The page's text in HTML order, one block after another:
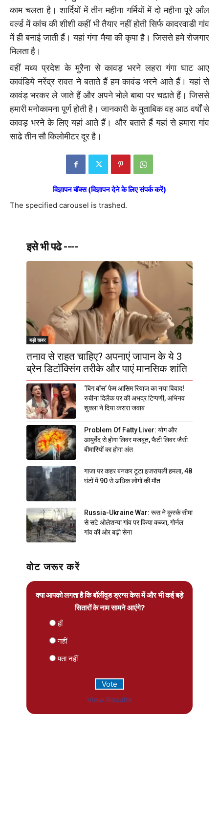
काम चलता है। शार्दियों में तीन महीना गर्मियों में दो महीना पूरे आँल
वर्ल्ड में कांच की शीशी कहीं भी तैयार नहीं होती सिर्फ कादरवाडी गांव
में ही बनाई जाती हैं। यहां गंगा मैया की कृपा है। जिससे हमे रोजगार
मिलता है।
वहीं मध्य प्रदेश के मुरैना से कावड़ भरने लहरा गंगा घाट आए
कावंडिये नरेंद्र रावत ने बताते हैं हम कावंड भरने आते हैं। यहां से
कावंड़ भरकर ले जाते हैं और अपने भोले बाबा पर चढाते हैं। जिससे
हमारी मनोकामना पूर्ण होती है। जानकारी के मुताबिक वह आठ वर्षों से
कावड़ भरने के लिए यहां आते हैं। और बताते हैं यहां से हमारा गांव
साढे तीन सौ किलोमीटर दूर है।
विज्ञापन बॉक्स (विज्ञापन देने के लिए संपर्क करें)
The specified carousel is trashed.
इसे भी पढे ----
बड़ी खबर
तनाव से राहत चाहिए? अपनाएं जापान के ये 3
ब्रेन डिटॉक्सिंग तरीके और पाएं मानसिक शांति
‘बिग बॉस’ फेम आसिम रियाज का नया विवाद!
रुबीना दिलैक पर की अभद्र टिप्पणी, अभिनव
शुक्ला ने दिया करारा जवाब
Problem Of Fatty Liver: योग और
आयुर्वेद से होगा लिवर मजबूत, फैटी लिवर जैसी
बीमारियों का होगा अंत
गाजा पर कहर बनकर टूटा इजरायली हमला, 48
घंटों में 90 से अधिक लोगों की मौत
Russia-Ukraine War: रूस ने कुर्स्क सीमा
से सटे ओलेशन्या गांव पर किया कब्जा, गोर्नल
गांव की ओर बढ़ी सेना
वोट जरूर करें
क्या आपको लगता है कि बॉलीवुड ड्रग्स केस में और भी कई बड़े
सितारों के नाम सामने आएंगे?
हाँ
नहीं
पता नहीं
View Results